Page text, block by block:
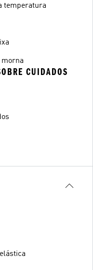
temperatura
morna
CUIDADOS